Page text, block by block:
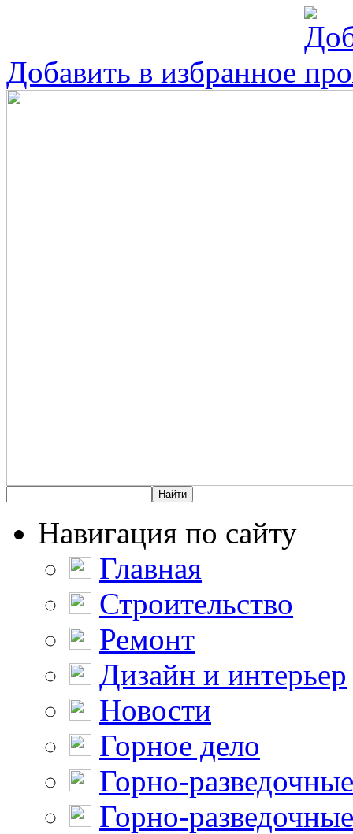
Добавить в избранное
Навигация по сайту
Главная
Строительство
Ремонт
Дизайн и интерьер
Новости
Горное дело
Горно-
Горно-